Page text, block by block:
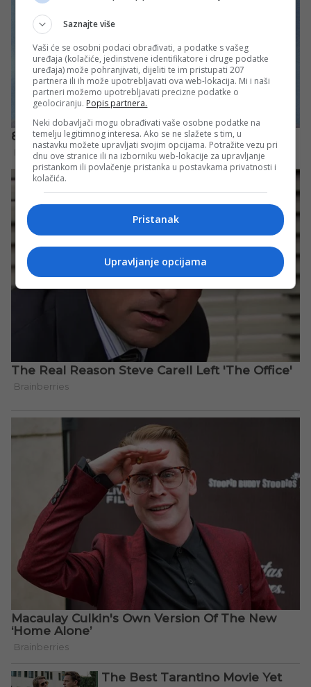
Saznajte više
Vaši će se osobni podaci obrađivati, a podatke s vašeg
uređaja (kolačiće, jedinstvene identifikatore i druge podatke
uređaja) može pohranjivati, dijeliti te im pristupati 207
partnera ili ih može upotrebljavati ova web-lokacija. Mi i naši
partneri možemo upotrebljavati precizne podatke o
geolociranju. Popis partnera.
Neki dobavljači mogu obrađivati vaše osobne podatke na
temelju legitimnog interesa. Ako se ne slažete s tim, u
nastavku možete upravljati svojim opcijama. Potražite vezu pri
dnu ove stranice ili na izborniku web-lokacije za upravljanje
pristankom ili povlačenje pristanka u postavkama privatnosti i
kolačića.
Pristanak
Upravljanje opcijama